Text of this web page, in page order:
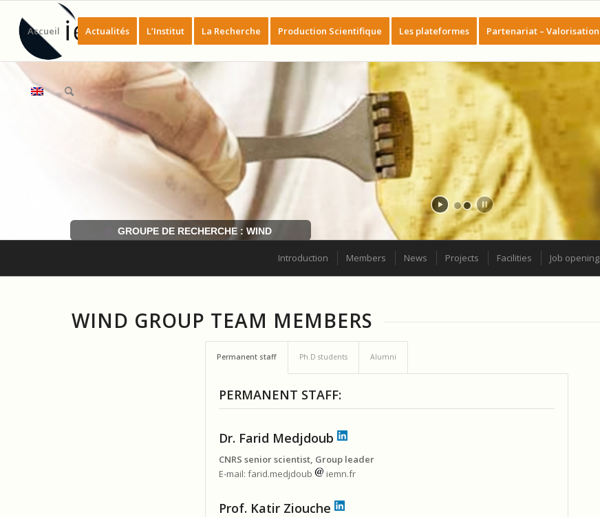
Accueil Actualités L’Institut La Recherche Production Scientifique Les plateformes Partenariat – Valorisation
GROUPE DE RECHERCHE : WIND
Introduction Members News Projects Facilities Job opening
WIND GROUP TEAM MEMBERS
Permanent staff Ph.D students Alumni
PERMANENT STAFF:
Dr. Farid Medjdoub
CNRS senior scientist, Group leader
E-mail: farid.medjdoub
iemn.fr
Prof. Katir Ziouche